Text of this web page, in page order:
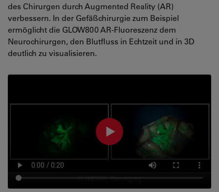
des Chirurgen durch Augmented Reality (AR)
verbessern. In der Gefäßchirurgie zum Beispiel
ermöglicht die GLOW800 AR-Fluoreszenz dem
Neurochirurgen, den Blutfluss in Echtzeit und in 3D
deutlich zu visualisieren.